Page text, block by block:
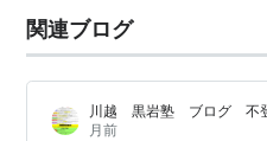
関連ブログ
川越 黒岩塾 ブログ 不
月前